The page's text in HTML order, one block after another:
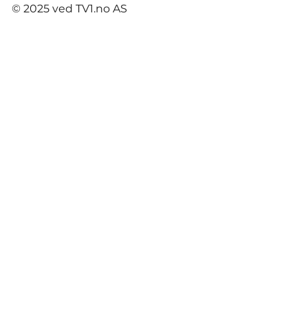
© 2025 ved TV1.no AS